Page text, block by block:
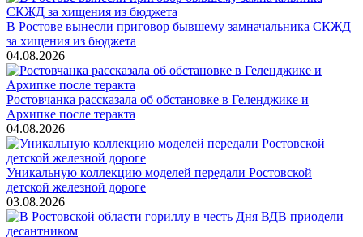
В Ростове вынесли приговор бывшему замначальника СКЖД
за хищения из бюджета
04.08.2026
Ростовчанка рассказала об обстановке в Геленджике и
Архипке после теракта
04.08.2026
Уникальную коллекцию моделей передали Ростовской
детской железной дороге
03.08.2026